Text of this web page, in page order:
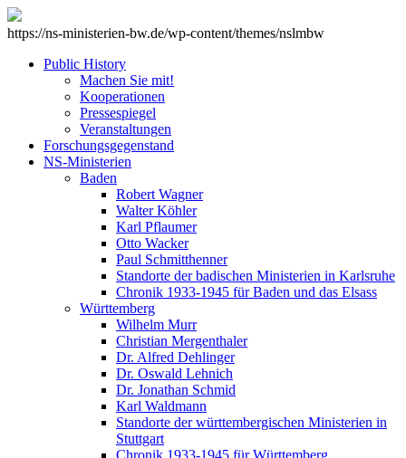
https://ns-ministerien-bw.de/wp-content/themes/nslmbw
Public History
Machen Sie mit!
Kooperationen
Pressespiegel
Veranstaltungen
Forschungsgegenstand
NS-Ministerien
Baden
Robert Wagner
Walter Köhler
Karl Pflaumer
Otto Wacker
Paul Schmitthenner
Standorte der badischen Ministerien in Karlsruhe
Chronik 1933-1945 für Baden und das Elsass
Württemberg
Wilhelm Murr
Christian Mergenthaler
Dr. Alfred Dehlinger
Dr. Oswald Lehnich
Dr. Jonathan Schmid
Karl Waldmann
Standorte der württembergischen Ministerien in
Stuttgart
Chronik 1933-1945 für Württemberg